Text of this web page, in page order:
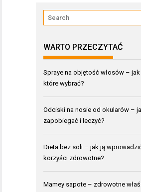
WARTO PRZECZYTAĆ
Spraye na objętość włosów – jak
które wybrać?
Odciski na nosie od okularów –
zapobiegać i leczyć?
Dieta bez soli – jak ją
korzyści zdrowotne?
Mamey sapote – zdrowotne